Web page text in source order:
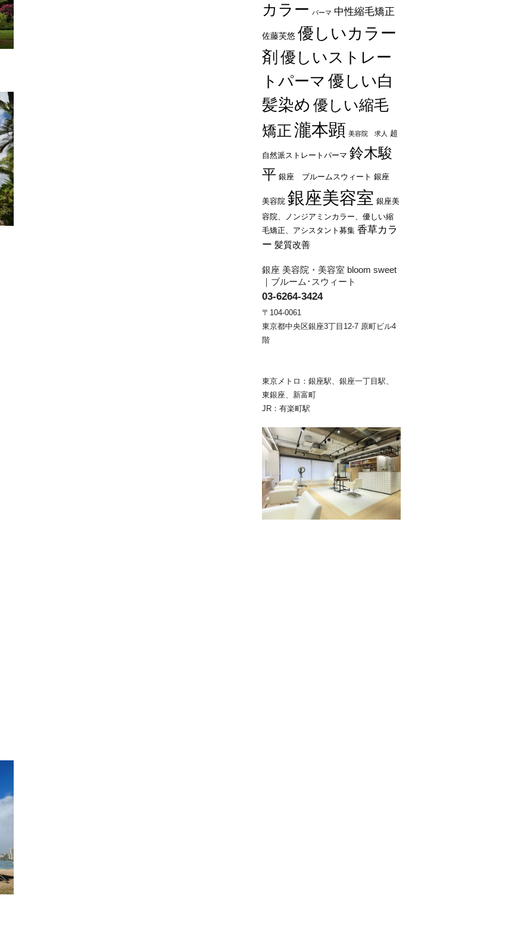
カラー パーマ 中性縮毛矯正
佐藤芙悠 優しいカラー
剤 優しいストレー
トパーマ 優しい白
髪染め 優しい縮毛
矯正 瀧本顕 美容院 求人 超
自然派ストレートパーマ 鈴木駿
平 銀座 ブルームスウィート 銀座
美容院 銀座美容室 銀座美
容院、ノンジアミンカラー、優しい縮
毛矯正、アシスタント募集 香草カラ
ー 髪質改善
銀座 美容院・美容室 bloom sweet
｜ブルーム･スウィート
03-6264-3424
〒104-0061
東京都中央区銀座3丁目12-7 原町ビル4
階
東京メトロ：銀座駅、銀座一丁目駅、
東銀座、新富町
JR：有楽町駅